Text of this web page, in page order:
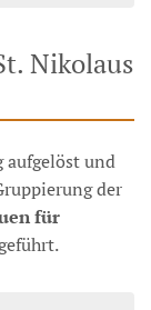
Nikolaus
aufgelöst und
der
für